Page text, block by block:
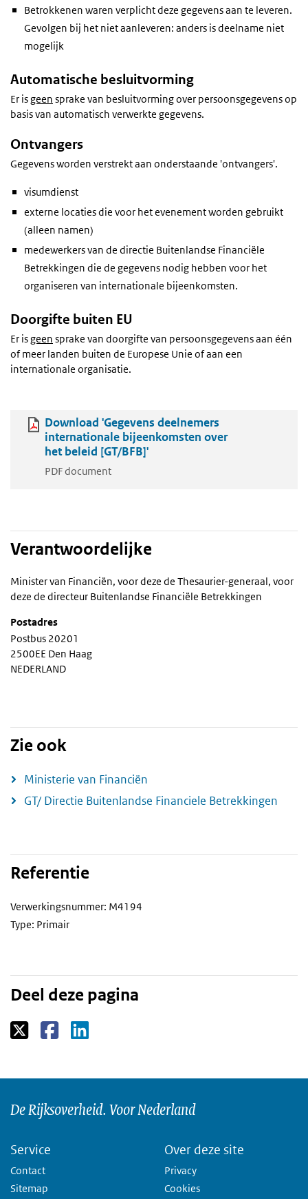
Betrokkenen waren verplicht deze gegevens aan te leveren.
Gevolgen bij het niet aanleveren: anders is deelname niet
mogelijk
Automatische besluitvorming
Er isgeen sprake van besluitvorming over persoonsgegevens op
basis van automatisch verwerkte gegevens.
Ontvangers
Gegevens worden verstrekt aan onderstaande 'ontvangers'.
visumdienst
externe locaties die voor het evenement worden gebruikt
(alleen namen)
medewerkers van de directie Buitenlandse Financiële
Betrekkingen die de gegevens nodig hebben voor het
organiseren van internationale bijeenkomsten.
Doorgifte buiten EU
Er isgeen sprake van doorgifte van persoonsgegevens aan één
of meer landen buiten de Europese Unie of aan een
internationale organisatie.
Download 'Gegevens deelnemers
internationale bijeenkomsten over
het beleid [GT/BFB]'
PDF document
Verantwoordelijke
Minister van Financiën, voor deze de Thesaurier-generaal, voor
deze de directeur Buitenlandse Financiële Betrekkingen
Postadres
Postbus 20201
2500EE Den Haag
NEDERLAND
Zie ook
Ministerie van Financiën
GT/ Directie Buitenlandse Financiele Betrekkingen
Referentie
Verwerkingsnummer: M4194
Type: Primair
Deel deze pagina
De Rijksoverheid. Voor Nederland
Service
Contact
Sitemap
Over deze site
Privacy
Cookies